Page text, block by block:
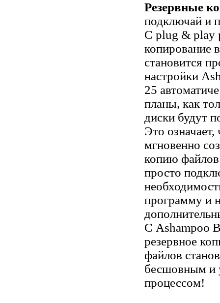
Резервные
подключай и
С plug & play
копирование
становится
настройки
25
планы, как
диски будут
Это
мгновенно
копию
просто
программу и
С Ashampoo
резервное
файлов
бесшовным и
процессом!